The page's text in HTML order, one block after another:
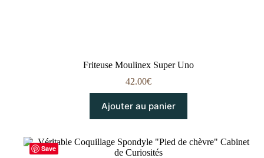
Friteuse Moulinex Super Uno
42.00€
Ajouter au panier
Save